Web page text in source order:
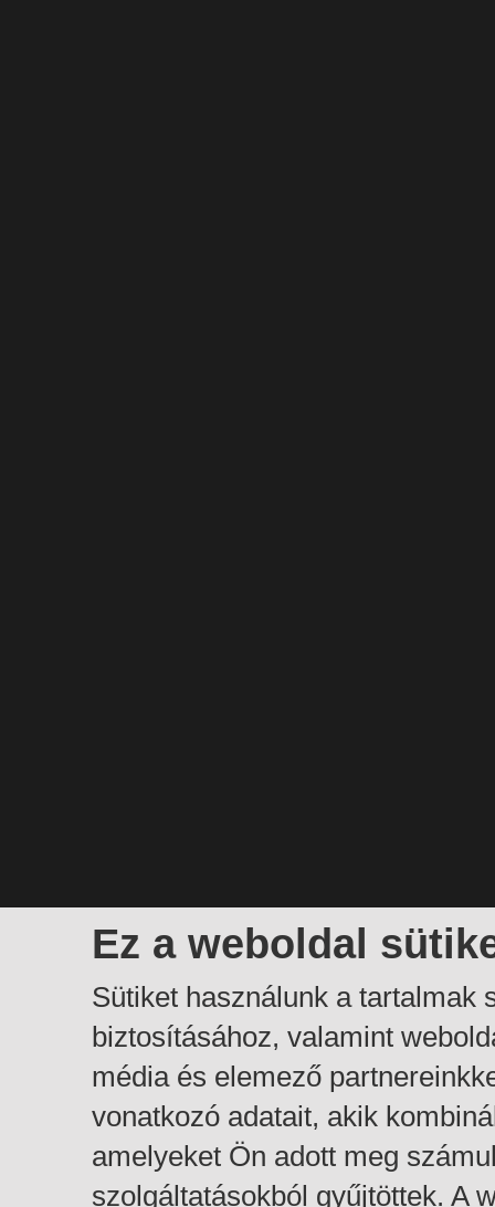
Ez a weboldal
Sütiket használunk a tartalmak
biztosításához, valamint
média és elemező
vonatkozó adatait, akik
amelyeket Ön adott meg
szolgáltatásokból gyűjtöttek. A